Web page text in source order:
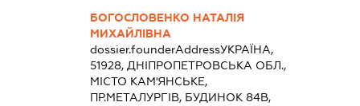
БОГОСЛОВЕНКО НАТАЛІЯ
МИХАЙЛІВНА
dossier.founderAddressУКРАЇНА,
51928, ДНІПРОПЕТРОВСЬКА ОБЛ.,
МІСТО КАМ'ЯНСЬКЕ,
ПР.МЕТАЛУРГІВ, БУДИНОК 84В,